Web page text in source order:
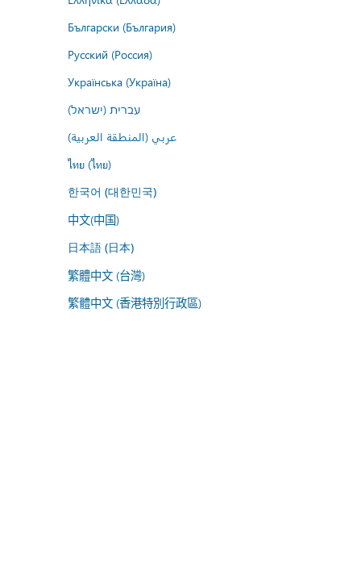
Български (България)
Русский (Россия)
Українська (Україна)
עברית (ישראל)
عربي (المنطقة العربية)
ไทย (ไทย)
한국어 (대한민국)
中文(中国)
日本語 (日本)
繁體中文 (台灣)
繁體中文 (香港特別行政區)